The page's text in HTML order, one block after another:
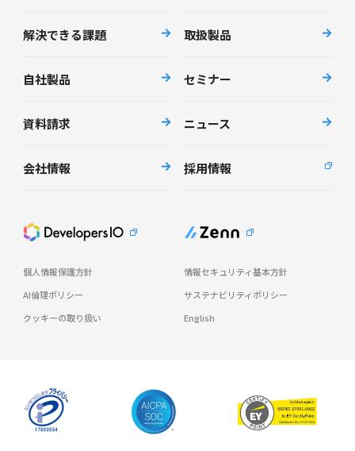
解決できる課題 取扱製品
自社製品 セミナー
資料請求 ニュース
会社情報 採用情報
個人情報保護方針
情報セキュリティ基本方針
AI倫理ポリシー
サステナビリティポリシー
クッキーの取り扱い
English